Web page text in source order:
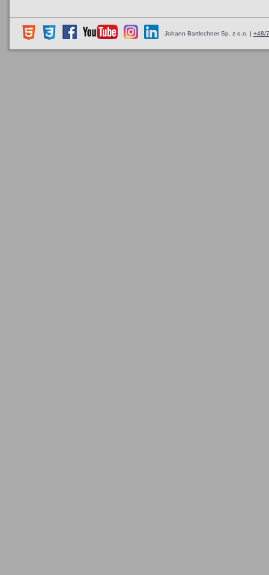
Johann Bartlechner Sp. z o.o. | +48/